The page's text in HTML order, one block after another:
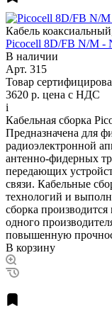
Кабель
Picocell 8D/FB N/M -
В наличии
Арт. 315
Товар
3620 р. цена с НДС
i
Кабельная сборка
Предназначена для
радиоэлектронной
антенно-фидерных
передающих
связи. Кабельные
технологий и
сборка
одного
повышенную
В корзину